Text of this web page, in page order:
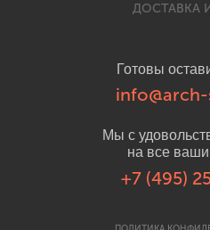
Готовы
Мы с
на все
+7 (495)
ДОСТАВКА